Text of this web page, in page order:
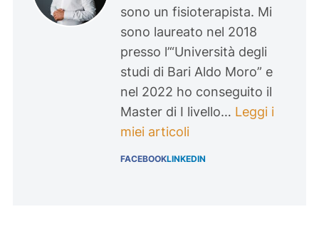
sono un fisioterapista. Mi
sono laureato nel 2018
presso l’“Università degli
studi di Bari Aldo Moro” e
nel 2022 ho conseguito il
Master di I livello… Leggi i
miei articoli
FACEBOOKLINKEDIN